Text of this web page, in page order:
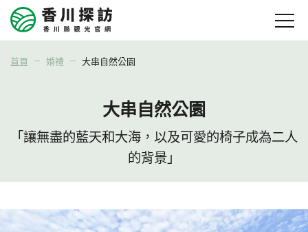
首頁 婚禮 大串自然公園
大串自然公園
「讓無盡的藍天和大海，以及可愛的椅子成為二人
的背景」